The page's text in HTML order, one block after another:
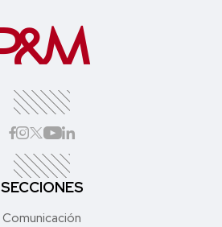
SECCIONES
Comunicación